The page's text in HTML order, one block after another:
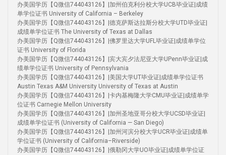
办美国学历【Q微信744043126】|加州伯克利分校大学UCB毕业证|成绩
单学位证书 University of California – Berkeley
办美国学历【Q微信744043126】|德克萨斯达拉斯分校大学UTD毕业证|
成绩单学位证书 The University of Texas at Dallas
办美国学历【Q微信744043126】|佛罗里达大学UFL毕业证|成绩单学位
证书 University of Florida
办美国学历【Q微信744043126】|宾大宾夕法尼亚大学UPenn毕业证|成
绩单学位证书 University of Pennsylvania
办美国学历【Q微信744043126】|美国大学UT毕业证|成绩单学位证书
Austin Texas A&M University University of Texas at Austin
办美国学历【Q微信744043126】|卡内基梅隆大学CMU毕业证|成绩单学
位证书 Carnegie Mellon University
办美国学历【Q微信744043126】|加州圣地亚哥分校大学UCSD毕业证|
成绩单学位证书 (University of California — San Diego)
办美国学历【Q微信744043126】|加州河滨分校大学UCR毕业证|成绩单
学位证书 (University of California–Riverside)
办美国学历【Q微信744043126】|俄勒冈大学UO毕业证|成绩单学位证